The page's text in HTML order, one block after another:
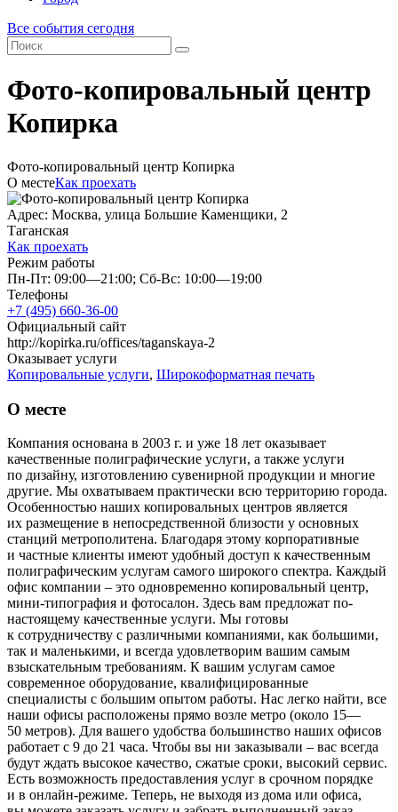
Все события сегодня
Фото-копировальный центр
Копирка
Фото-копировальный центр Копирка
О местеКак проехать
Адрес: Москва, улица Большие Каменщики, 2
Таганская
Как проехать
Режим работы
Пн-Пт: 09:00—21:00; Сб-Вс: 10:00—19:00
Телефоны
+7 (495) 660-36-00
Официальный сайт
http://kopirka.ru/offices/taganskaya-2
Оказывает услуги
Копировальные услуги, Широкоформатная печать
О месте
Компания основана в 2003 г. и уже 18 лет оказывает
качественные полиграфические услуги, а также услуги
по дизайну, изготовлению сувенирной продукции и многие
другие. Мы охватываем практически всю территорию города.
Особенностью наших копировальных центров является
их размещение в непосредственной близости у основных
станций метрополитена. Благодаря этому корпоративные
и частные клиенты имеют удобный доступ к качественным
полиграфическим услугам самого широкого спектра. Каждый
офис компании – это одновременно копировальный центр,
мини-типография и фотосалон. Здесь вам предложат по-
настоящему качественные услуги. Мы готовы
к сотрудничеству с различными компаниями, как большими,
так и маленькими, и всегда удовлетворим вашим самым
взыскательным требованиям. К вашим услугам самое
современное оборудование, квалифицированные
специалисты с большим опытом работы. Нас легко найти, все
наши офисы расположены прямо возле метро (около 15—
50 метров). Для вашего удобства большинство наших офисов
работает с 9 до 21 часа. Чтобы вы ни заказывали – вас всегда
будут ждать высокое качество, сжатые сроки, высокий сервис.
Есть возможность предоставления услуг в срочном порядке
и в онлайн-режиме. Теперь, не выходя из дома или офиса,